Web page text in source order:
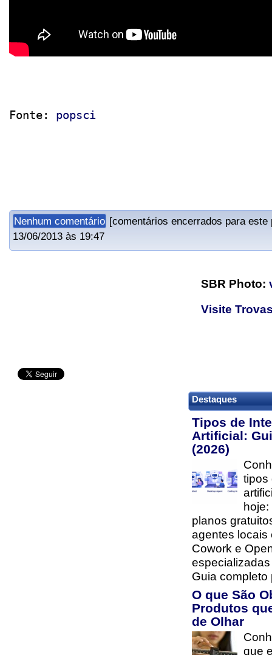
Fonte: popsci
Nenhum comentário [comentários encerrados para
13/06/2013 às 19:47
SBR Photo:
Visite
Destaques
Tipos de
Artificial:
(2026)
tipos
planos
agentes locais
Cowork e
Guia completo
O que São
Produtos
de Olhar
que